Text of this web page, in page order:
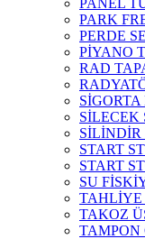
PANEL
PARK
PERDE
PİYANO
RAD
SİLECEK
START
START
SU
TAHLİYE
TAKOZ